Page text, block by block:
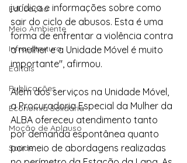
Educação
Meio Ambiente
Infraestrutura
Editais
Publicações
Economia Solidária
Moção de Aplauso
Saúde
jurídica e informações sobre como
sair do ciclo de abusos. Esta é uma
forma de enfrentar a violência contra
a mulher e a Unidade Móvel é muito
importante", afirmou.
Além dos serviços na Unidade Móvel,
a Procuradoria Especial da Mulher da
ALBA ofereceu atendimento tanto
por demanda espontânea quanto
por meio de abordagens realizadas